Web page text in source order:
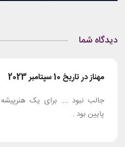
دیدگاه شما
مهناز در تاریخ 10 سپتامبر 2023
جالب نبود …. برای یک
پایین بود .